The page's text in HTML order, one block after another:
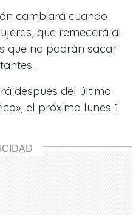
cambiará cuando
que remecerá al
que no podrán sacar
después del último
el próximo lunes 1